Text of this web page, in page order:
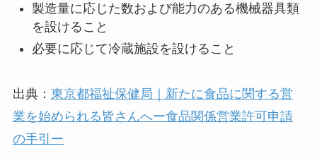
製造量に応じた数および能力のある機械器具類
を設けること
必要に応じて冷蔵施設を設けること
出典： 東京都福祉保健局｜新たに食品に関する営
業を始められる皆さんへー食品関係営業許可申請
の手引ー